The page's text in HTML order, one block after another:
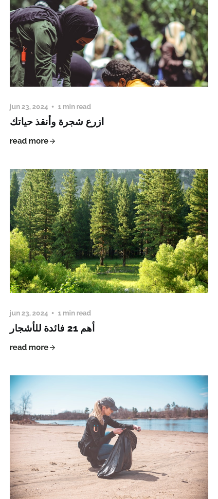
jun 23, 2024 1 min read
ازرع شجرة وأنقذ حياتك
read more
jun 23, 2024 1 min read
أهم 21 فائدة للأشجار
read more